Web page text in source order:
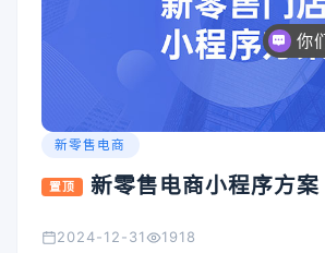
新零售电商
置顶 新零售电商小程序方案
2024-12-31 1918